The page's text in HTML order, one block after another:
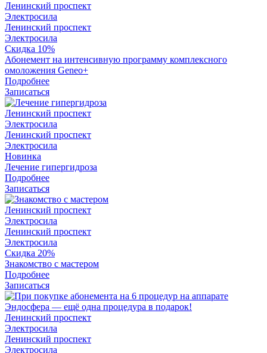
Ленинский проспект
Электросила
Ленинский проспект
Электросила
Скидка 10%
Абонемент на интенсивную программу комплексного
омоложения Geneo+
Подробнее
Записаться
Ленинский проспект
Электросила
Ленинский проспект
Электросила
Новинка
Лечение гипергидроза
Подробнее
Записаться
Ленинский проспект
Электросила
Ленинский проспект
Электросила
Скидка 20%
Знакомство с мастером
Подробнее
Записаться
Ленинский проспект
Электросила
Ленинский проспект
Электросила